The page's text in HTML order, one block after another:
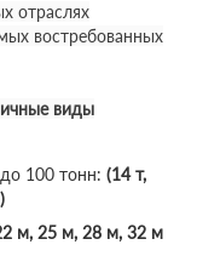
отраслях
востребованных
виды
100 тонн: (14 т,
м, 25 м, 28 м, 32 м